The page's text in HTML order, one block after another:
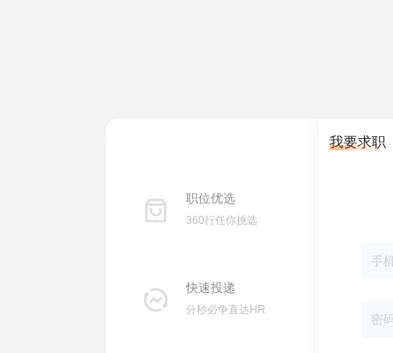
职位优选
360行任你挑选
快速投递
分秒必争直达HR
我要求职